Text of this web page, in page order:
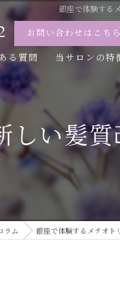
銀座で体験する
お問い合わせはこちら
る質問 当サロンの特
カラー
トリートメント
パーマ
しい髪
ラム 銀座で体験するメテオト